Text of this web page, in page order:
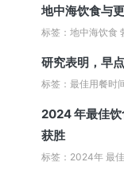
地中海饮食与
标签：地中海饮食
研究表明，早
标签：最佳用餐时
2024 年最佳
获胜
标签：2024年 最